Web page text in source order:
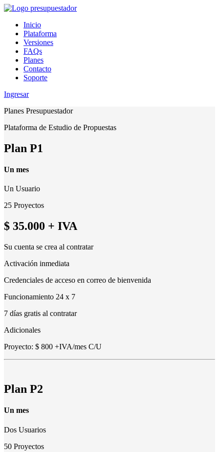
Inicio
Plataforma
Versiones
FAQs
Planes
Contacto
Soporte
Ingresar
Planes Presupuestador
Plataforma de Estudio de Propuestas
Plan P1
Un mes
Un Usuario
25 Proyectos
$ 35.000 + IVA
Su cuenta se crea al contratar
Activación inmediata
Credenciales de acceso en correo de bienvenida
Funcionamiento 24 x 7
7 días gratis al contratar
Adicionales
Proyecto: $ 800 +IVA/mes C/U
Plan P2
Un mes
Dos Usuarios
50 Proyectos